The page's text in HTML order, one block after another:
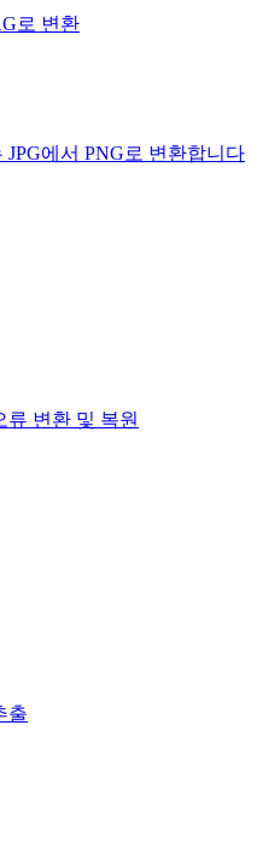
로 변환
JPG에서 PNG로 변환합니다
변환 및 복원
출